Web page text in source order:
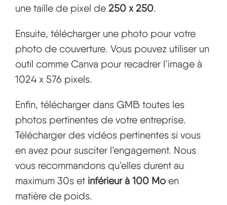
une taille de pixel de 250 x 250.
Ensuite, télécharger une photo pour votre
photo de couverture. Vous pouvez utiliser un
outil comme Canva pour recadrer l’image à
1024 x 576 pixels.
Enfin, télécharger dans GMB toutes les
photos pertinentes de votre entreprise.
Télécharger des vidéos pertinentes si vous
en avez pour susciter l’engagement. Nous
vous recommandons qu’elles durent au
maximum 30s et inférieur à 100 Mo en
matière de poids.